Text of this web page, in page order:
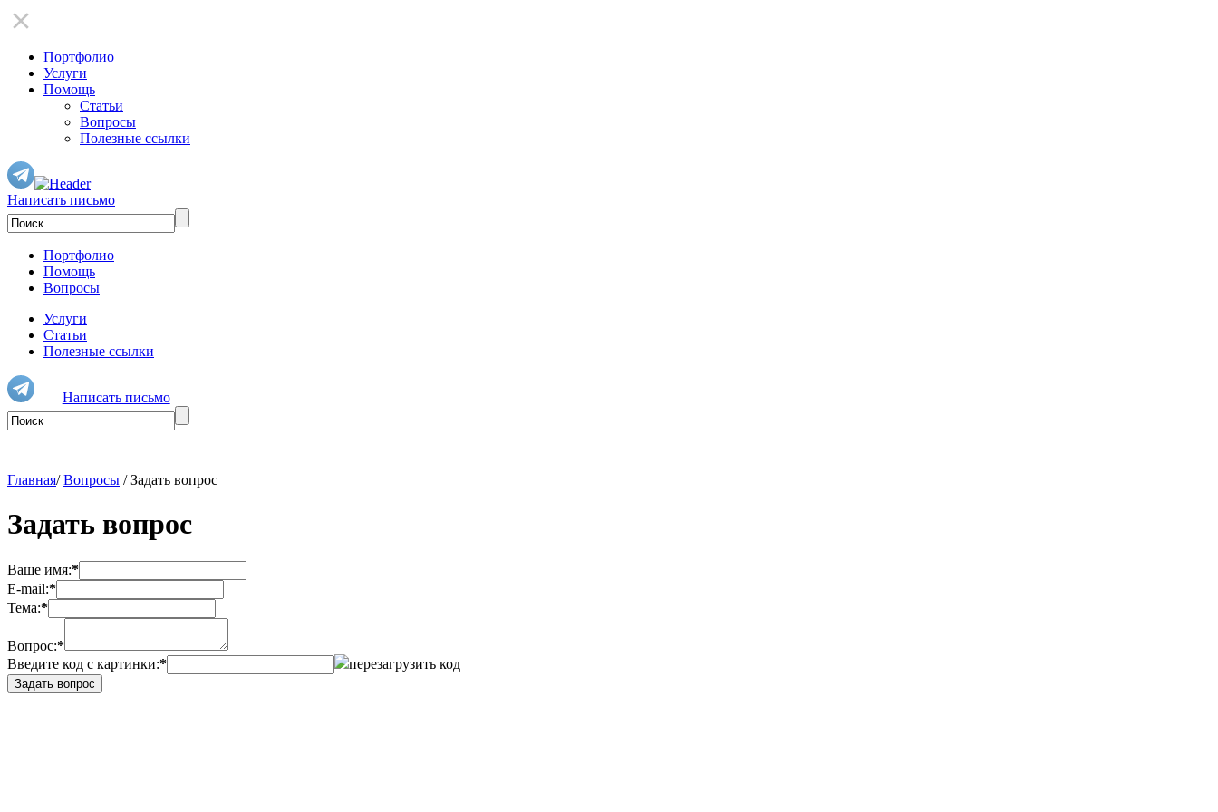
Портфолио
Услуги
Помощь
Статьи
Вопросы
Полезные ссылки
Написать письмо
Портфолио
Помощь
Вопросы
Услуги
Статьи
Полезные ссылки
Написать письмо
Главная/Вопросы / Задать вопрос
Задать вопрос
Ваше имя:*
E-mail:*
Тема:*
Вопрос:*
Введите код с картинки:* перезагрузить код